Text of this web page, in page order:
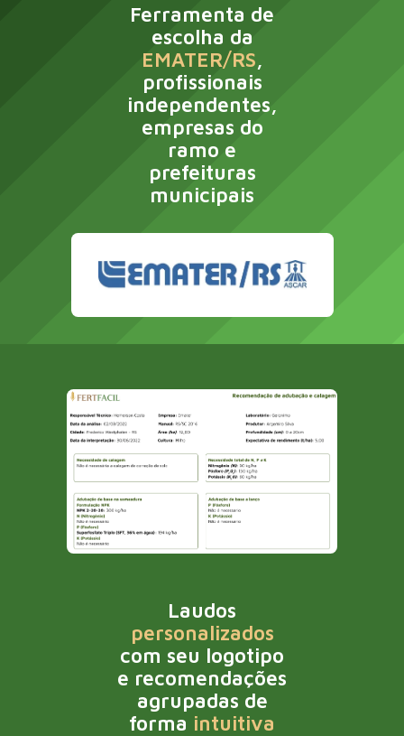
Ferramenta de
escolha da
EMATER/RS,
profissionais
independentes,
empresas do
ramo e
prefeituras
municipais
Laudos
personalizados
com seu logotipo
e recomendações
agrupadas de
forma intuitiva